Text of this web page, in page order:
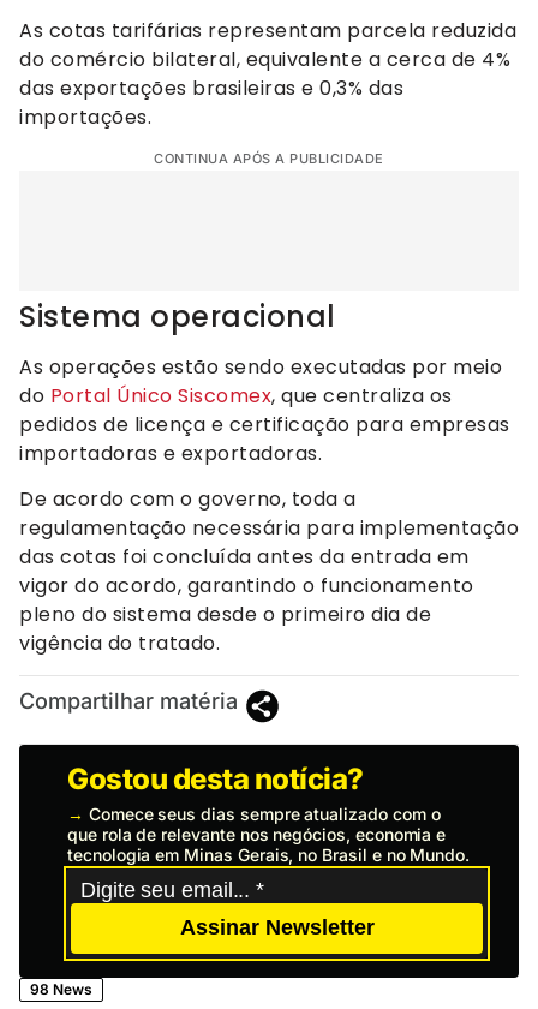
As cotas tarifárias representam parcela reduzida
do comércio bilateral, equivalente a cerca de 4%
das exportações brasileiras e 0,3% das
importações.
CONTINUA APÓS A PUBLICIDADE
Sistema operacional
As operações estão sendo executadas por meio
do Portal Único Siscomex, que centraliza os
pedidos de licença e certificação para empresas
importadoras e exportadoras.
De acordo com o governo, toda a
regulamentação necessária para implementação
das cotas foi concluída antes da entrada em
vigor do acordo, garantindo o funcionamento
pleno do sistema desde o primeiro dia de
vigência do tratado.
Compartilhar matéria
Gostou desta notícia?
→ Comece seus dias sempre atualizado com o
que rola de relevante nos negócios, economia e
tecnologia em Minas Gerais, no Brasil e no Mundo.
Assinar Newsletter
98 News